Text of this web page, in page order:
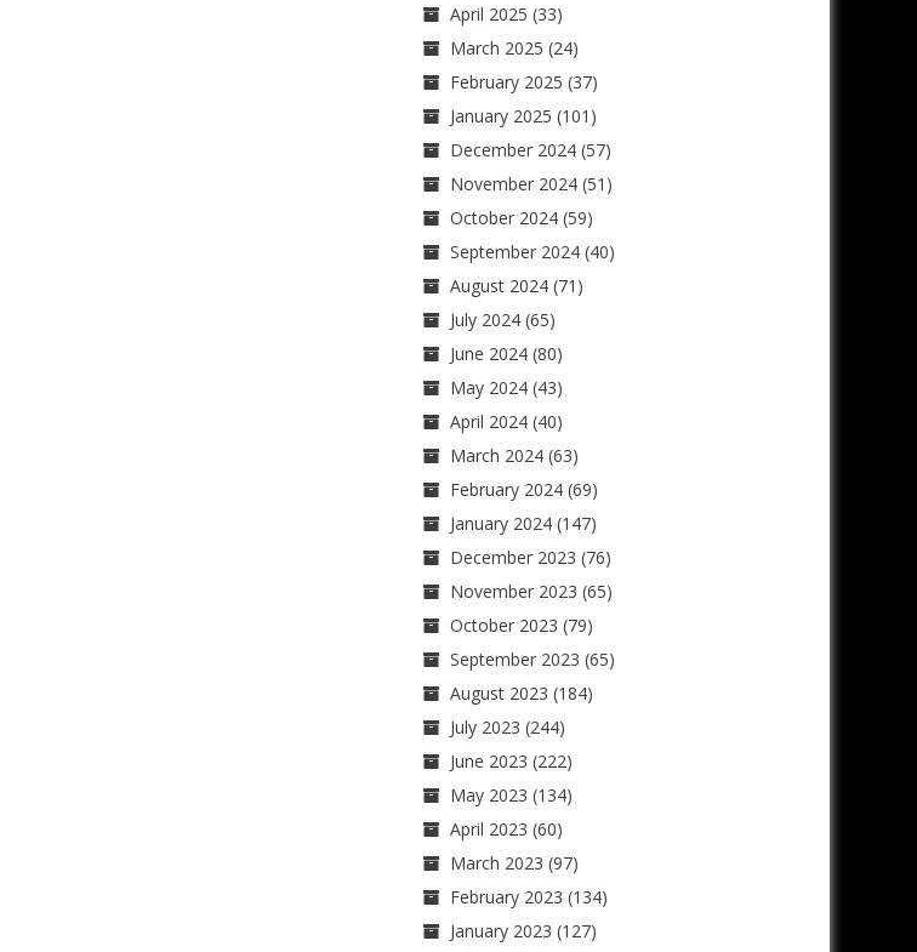
April 2025 (33)
March 2025 (24)
February 2025 (37)
January 2025 (101)
December 2024(57)
November 2024(51)
October 2024(59)
September 2024(40)
August 2024(71)
July 2024(65)
June 2024(80)
May 2024(43)
April 2024(40)
March 2024(63)
February 2024(69)
January 2024(147)
December 2023 (76)
November 2023 (65)
October 2023 (79)
September 2023 (65)
August 2023 (184)
July 2023 (244)
June 2023 (222)
May 2023 (134)
April 2023 (60)
March 2023 (97)
February 2023 (134)
January 2023 (127)